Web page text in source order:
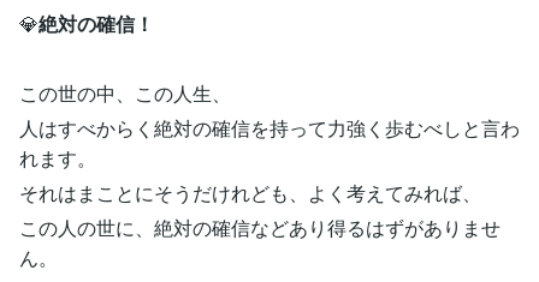
💎絶対の確信！
この世の中、この人生、
人はすべからく絶対の確信を持って力強く歩むべしと言わ
れます。
それはまことにそうだけれども、よく考えてみれば、
この人の世に、絶対の確信などあり得るはずがありませ
ん。